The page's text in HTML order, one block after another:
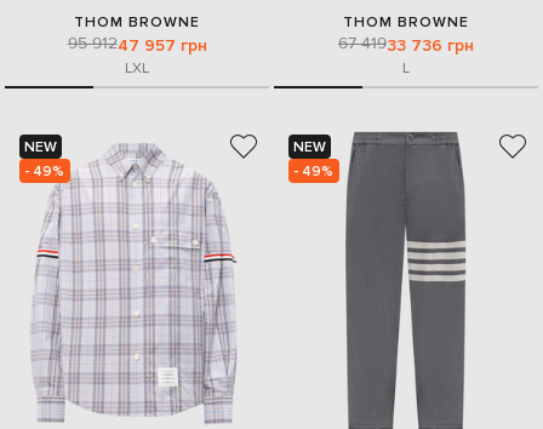
THOM BROWNE
95 91247 957 грн
LXL
THOM BROWNE
67 41933 736 грн
L
NEW
- 49%
NEW
- 49%